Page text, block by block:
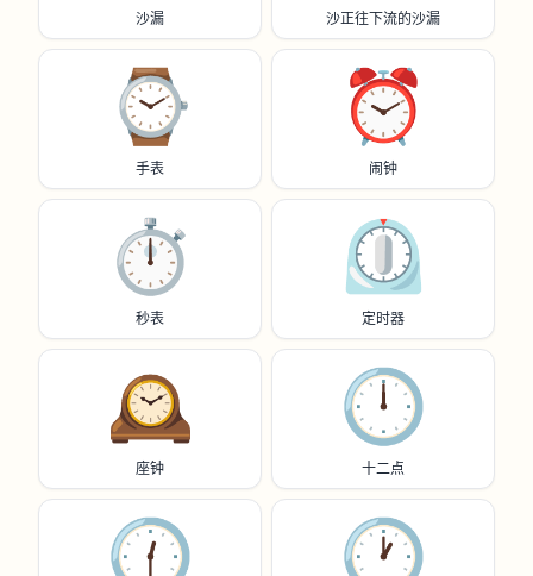
沙漏 沙正往下流的沙漏
⌚️
手表
⏰️
闹钟
⏱️
秒表
⏲️
定时器
🕰️
座钟
🕛️
十二点
🕧️ 🕐️